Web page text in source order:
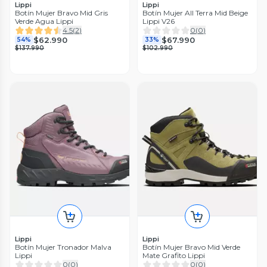
Lippi
Botín Mujer Bravo Mid Gris
Verde Agua Lippi
4.5(2)
54% $62.990
$137.990
Lippi
Botín Mujer All Terra Mid Beige
Lippi V26
0(0)
33% $67.990
$102.990
Lippi
Botín Mujer Tronador Malva
Lippi
0(0)
Lippi
Botín Mujer Bravo Mid Verde
Mate Grafito Lippi
0(0)